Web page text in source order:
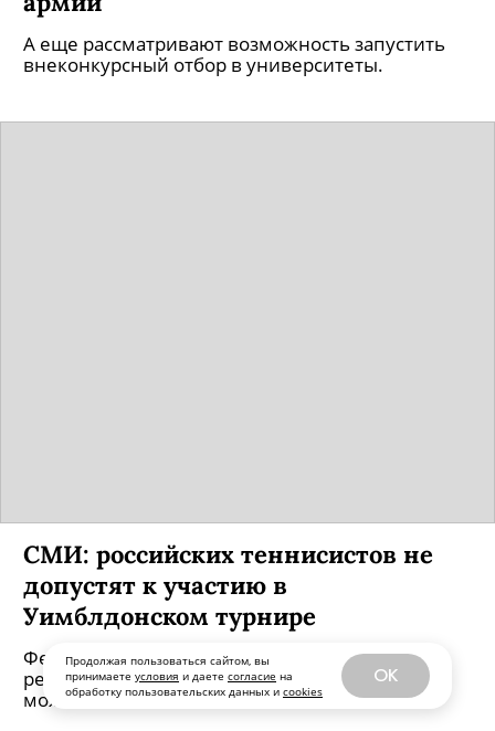
Продолжая пользоваться сайтом, вы
принимаете условия и даете согласие на
обработку пользовательских данных и cookies
OK